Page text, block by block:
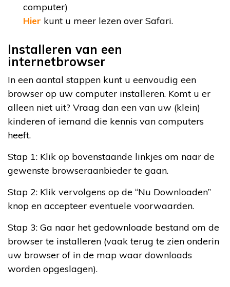
computer)
Hier kunt u meer lezen over Safari.
Installeren van een
internetbrowser
In een aantal stappen kunt u eenvoudig een
browser op uw computer installeren. Komt u er
alleen niet uit? Vraag dan een van uw (klein)
kinderen of iemand die kennis van computers
heeft.
Stap 1: Klik op bovenstaande linkjes om naar de
gewenste browseraanbieder te gaan.
Stap 2: Klik vervolgens op de “Nu Downloaden”
knop en accepteer eventuele voorwaarden.
Stap 3: Ga naar het gedownloade bestand om de
browser te installeren (vaak terug te zien onderin
uw browser of in de map waar downloads
worden opgeslagen).